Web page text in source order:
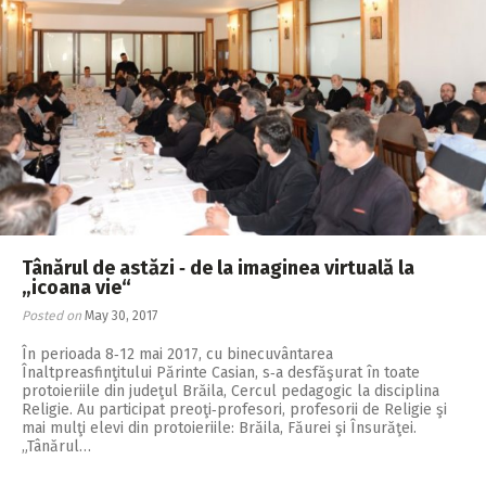
Tânărul de astăzi ‑ de la imaginea virtuală la
„icoana vie“
Posted on May 30, 2017
În perioada 8‑12 mai 2017, cu binecuvântarea
Înaltpreasfinţitului Pă­rinte Casian, s‑a desfăşurat în toate
protoieriile din judeţul Brăila, Cercul pedagogic la disciplina
Religie. Au participat preoţi‑profesori, profesorii de Religie şi
mai mulţi elevi din protoieriile: Brăila, Făurei şi Însurăţei.
„Tânărul…